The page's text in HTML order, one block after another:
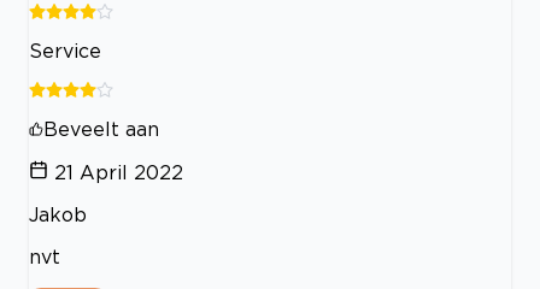
Service
Beveelt aan
21 April 2022
Jakob
nvt